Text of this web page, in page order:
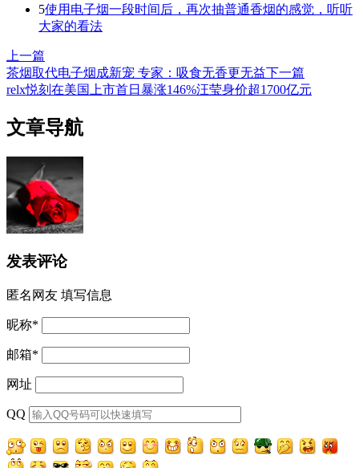
5使用电子烟一段时间后，再次抽普通香烟的感觉，听听
大家的看法
上一篇
茶烟取代电子烟成新宠 专家：吸食无香更无益下一篇
relx悦刻在美国上市首日暴涨146%汪莹身价超1700亿元
文章导航
发表评论
匿名网友 填写信息
昵称*
邮箱*
网址
QQ